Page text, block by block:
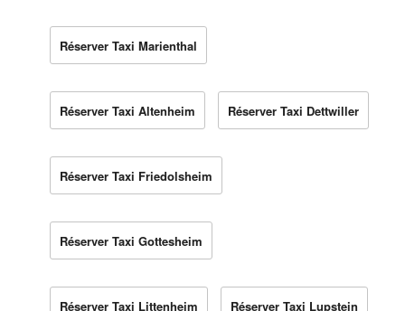
Réserver Taxi Marienthal
Réserver Taxi Altenheim Réserver Taxi Dettwiller
Réserver Taxi Friedolsheim
Réserver Taxi Gottesheim
Réserver Taxi Littenheim Réserver Taxi Lupstein